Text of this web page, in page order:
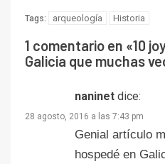
Tags: arqueología Historia
1 comentario en «10
Galicia que muchas
naninet dice:
28 agosto, 2016 a las 7:43 pm
Genial artículo
hospedé en